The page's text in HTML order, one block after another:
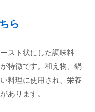
ら
スト状にした調味料
特徴です。和え物、鍋
料理に使用され、栄養
あります。